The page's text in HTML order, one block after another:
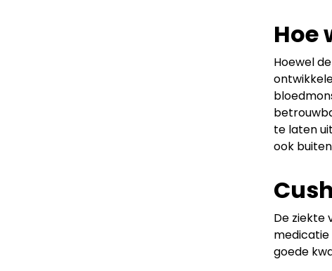
Hoe
Hoewel
te laten
ook
De ziekte
goede